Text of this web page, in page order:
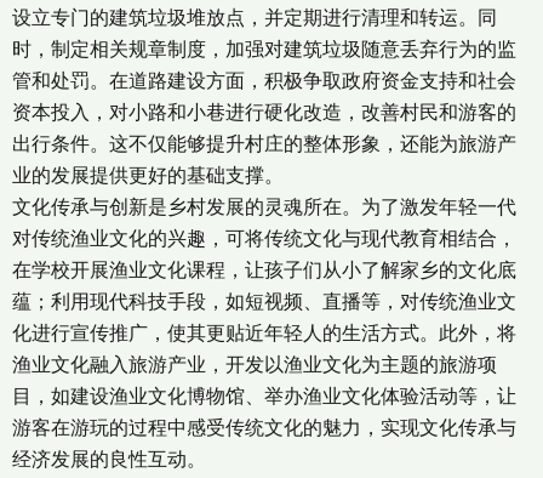
设立专门的建筑垃圾堆放点，并定期进行清理和转运。同
时，制定相关规章制度，加强对建筑垃圾随意丢弃行为的监
管和处罚。在道路建设方面，积极争取政府资金支持和社会
资本投入，对小路和小巷进行硬化改造，改善村民和游客的
出行条件。这不仅能够提升村庄的整体形象，还能为旅游产
业的发展提供更好的基础支撑。
文化传承与创新是乡村发展的灵魂所在。为了激发年轻一代
对传统渔业文化的兴趣，可将传统文化与现代教育相结合，
在学校开展渔业文化课程，让孩子们从小了解家乡的文化底
蕴；利用现代科技手段，如短视频、直播等，对传统渔业文
化进行宣传推广，使其更贴近年轻人的生活方式。此外，将
渔业文化融入旅游产业，开发以渔业文化为主题的旅游项
目，如建设渔业文化博物馆、举办渔业文化体验活动等，让
游客在游玩的过程中感受传统文化的魅力，实现文化传承与
经济发展的良性互动。